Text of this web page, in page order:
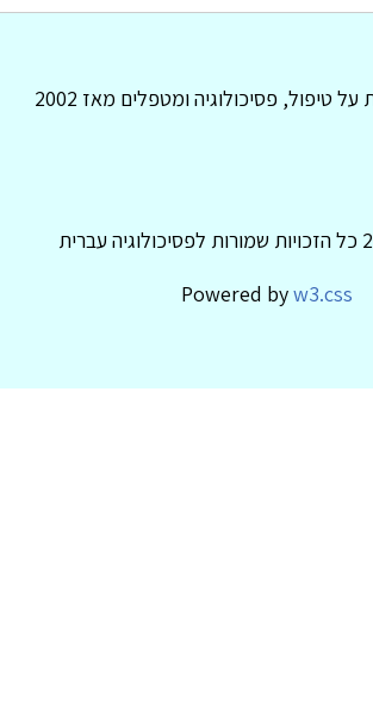
טיפול, פסיכולוגיה ומטפלים מאז 2002
Powered byw3.css